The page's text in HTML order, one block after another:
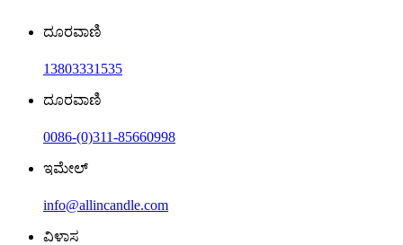
ದೂರವಾಣಿ
13803331535
ದೂರವಾಣಿ
0086-(0)311-85660998
ಇಮೇಲ್
info@allincandle.com
ವಿಳಾಸ